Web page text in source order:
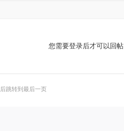
您需要登录后才可以回帖
跳转到最后一页